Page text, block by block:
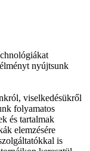
nyújtsunk
viselkedésükről
folyamatos
és tartalmak
elemzésére
is